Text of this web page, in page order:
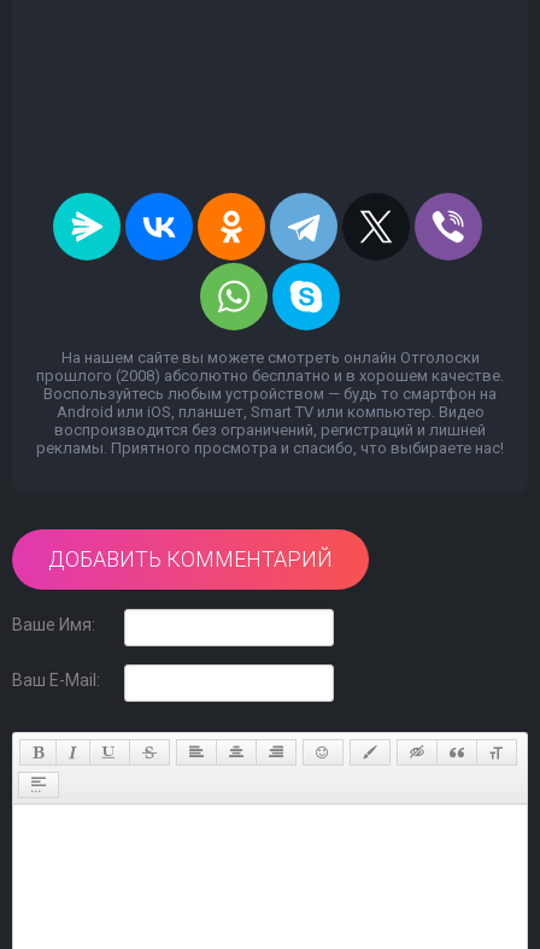
На нашем сайте вы можете смотреть онлайн Отголоски
прошлого (2008) абсолютно бесплатно и в хорошем качестве.
Воспользуйтесь любым устройством — будь то смартфон на
Android или iOS, планшет, Smart TV или компьютер. Видео
воспроизводится без ограничений, регистраций и лишней
рекламы. Приятного просмотра и спасибо, что выбираете нас!
ДОБАВИТЬ КОММЕНТАРИЙ
Ваше Имя:
Ваш E-Mail: